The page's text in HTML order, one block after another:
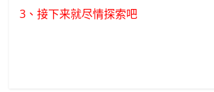
3、接下来就尽情探索吧